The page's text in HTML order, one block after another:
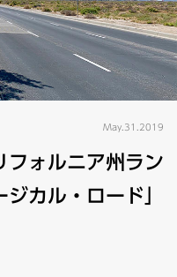
フォルニア州ラン
カル・ロード」
May.31.2019